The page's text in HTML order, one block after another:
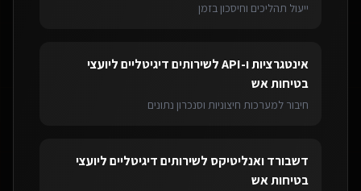
ייעול תהליכים וחיסכון בזמן
אינטגרציות ו-API לשירותים דיגיטליים ליועצי
בטיחות אש
חיבור למערכות חיצוניות וסנכרון נתונים
דשבורד ואנליטיקס לשירותים דיגיטליים ליועצי
בטיחות אש